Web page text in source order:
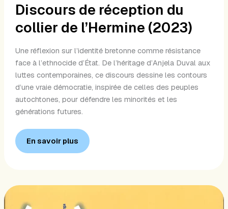
Discours de réception du
collier de l’Hermine (2023)
Une réflexion sur l’identité bretonne comme résistance
face à l’ethnocide d’État. De l’héritage d’Anjela Duval aux
luttes contemporaines, ce discours dessine les contours
d’une vraie démocratie, inspirée de celles des peuples
autochtones, pour défendre les minorités et les
générations futures.
du
collier
l’Hermine
(2023)
En savoir plus
de